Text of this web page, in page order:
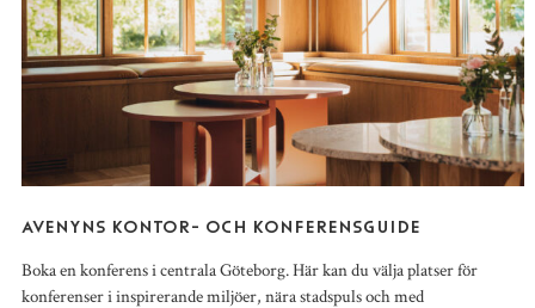
AVENYNS KONTOR- OCH KONFERENSGUIDE
Boka en konferens i centrala Göteborg. Här kan du välja platser för
konferenser i inspirerande miljöer, nära stadspuls och med